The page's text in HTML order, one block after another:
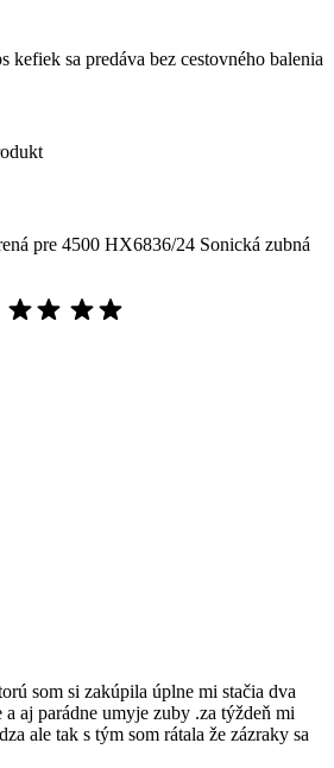
kefiek sa predáva bez cestovného balenia
pre 4500 HX6836/24 Sonická zubná
som si zakúpila úplne mi stačia dva
aj parádne umyje zuby .za týždeň mi
ale tak s tým som rátala že zázraky sa